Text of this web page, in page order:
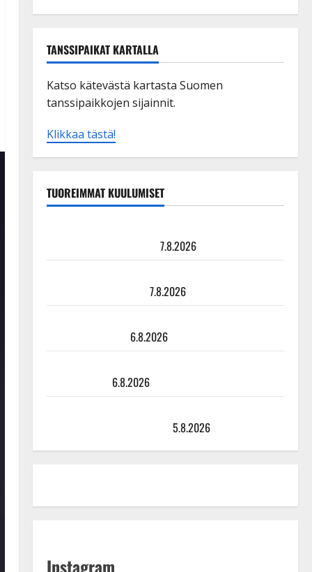
TANSSIPAIKAT KARTALLA
Katso kätevästä kartasta Suomen
tanssipaikkojen sijainnit.
Klikkaa tästä!
TUOREIMMAT KUULUMISET
7.8.2026
7.8.2026
6.8.2026
6.8.2026
5.8.2026
Instagram